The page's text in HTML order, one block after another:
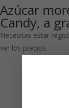
Azúcar
Candy, a
Necesitas estar
ver los precios